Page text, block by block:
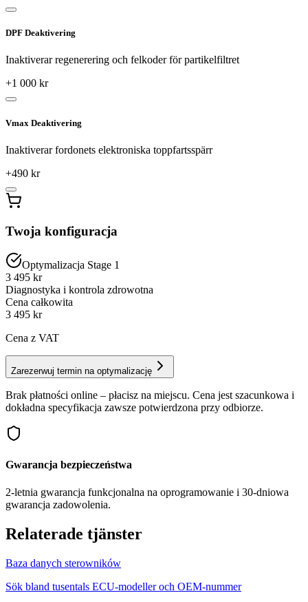
DPF Deaktivering
Inaktiverar regenerering och felkoder för partikelfiltret
+1 000 kr
Vmax Deaktivering
Inaktiverar fordonets elektroniska toppfartsspärr
+490 kr
Twoja konfiguracja
Optymalizacja Stage 1
3 495 kr
Diagnostyka i kontrola zdrowotna
Cena całkowita
3 495 kr
Cena z VAT
Zarezerwuj termin na optymalizację
Brak płatności online – płacisz na miejscu. Cena jest szacunkowa i
dokładna specyfikacja zawsze potwierdzona przy odbiorze.
Gwarancja bezpieczeństwa
2-letnia gwarancja funkcjonalna na oprogramowanie i 30-dniowa
gwarancja zadowolenia.
Relaterade tjänster
Baza danych sterowników
Sök bland tusentals ECU-modeller och OEM-nummer